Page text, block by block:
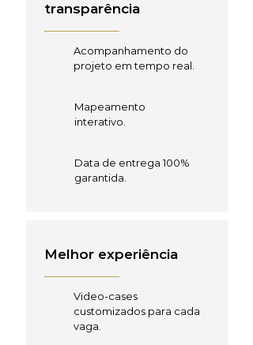
transparência
Acompanhamento do
projeto em tempo real.
Mapeamento
interativo.
Data de entrega 100%
garantida.
Melhor experiência
Video-cases
customizados para cada
vaga.